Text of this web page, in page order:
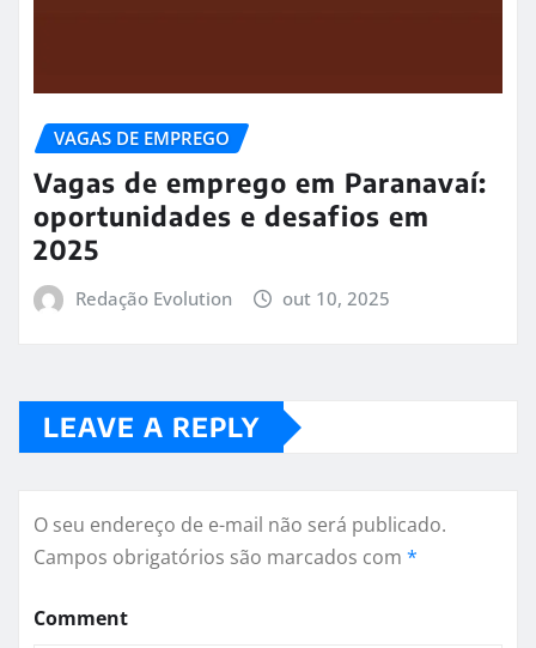
VAGAS DE EMPREGO
Vagas de emprego em Paranavaí:
oportunidades e desafios em
2025
Redação Evolution out 10, 2025
LEAVE A REPLY
O seu endereço de e-mail não será publicado.
Campos obrigatórios são marcados com *
Comment